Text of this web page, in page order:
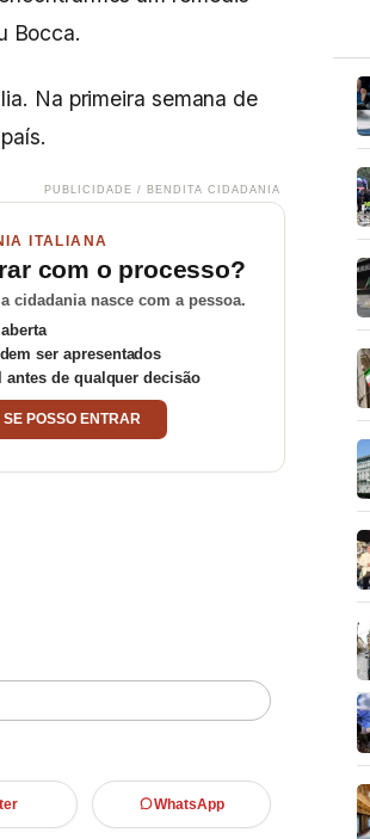
Bocca.
Na primeira semana de
PUBLICIDADE / BENDITA CIDADANIA
ITALIANA
com o processo?
cidadania nasce com a pessoa.
ser apresentados
de qualquer decisão
POSSO ENTRAR
WhatsApp